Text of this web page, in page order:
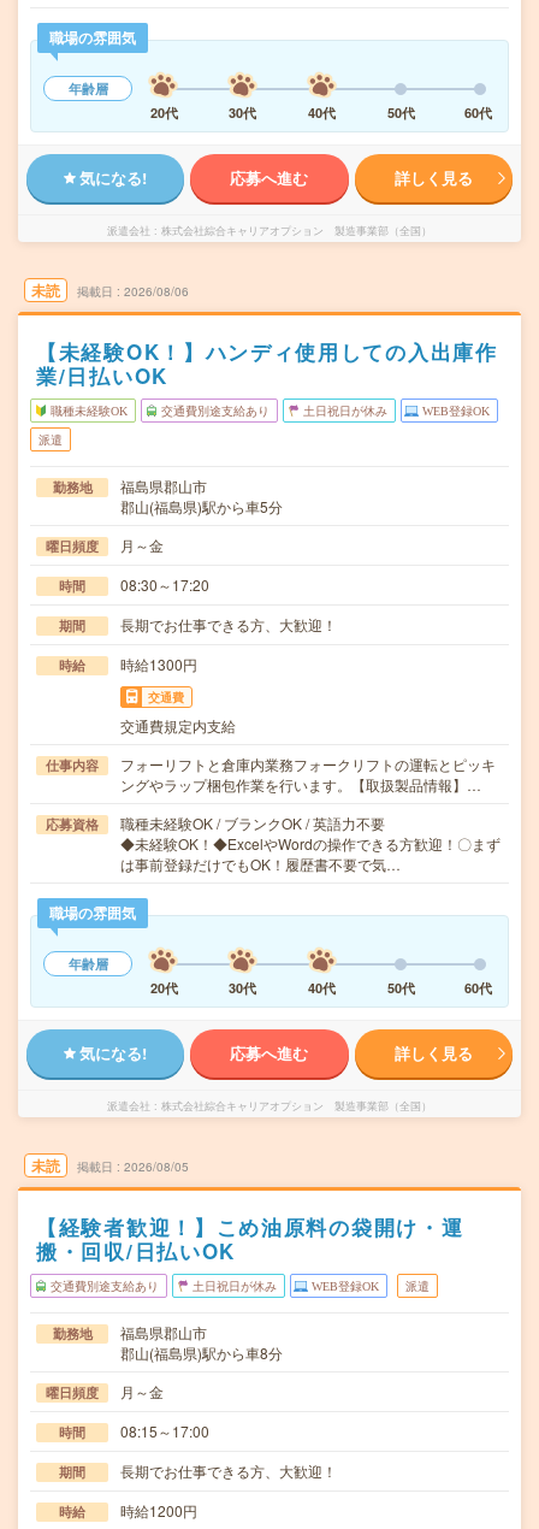
職場の雰囲気
年齢層
20代
30代 40代 50代 60代
気になる! 応募へ進む 詳しく見る
派遣会社 株式会社綜合キャリアオプション 製造事業部（全国）
未読 掲載日 2026/08/06
【未経験OK！】ハンディ使用しての入出庫作
業/日払いOK
職種未経験OK 交通費別途支給あり 土日祝日が休み WEB登録OK
派遣
勤務地
福島県郡山市
郡山(福島県)駅から車5分
曜日頻度 月～金
時間 08:30～17:20
期間 長期でお仕事できる方、大歓迎！
時給 時給1300円
交通費
交通費規定内支給
仕事内容
フォーリフトと倉庫内業務フォークリフトの運転とピッキ
ングやラップ梱包作業を行います。【取扱製品情報】…
応募資格
職種未経験OK / ブランクOK / 英語力不要
◆未経験OK！◆ExcelやWordの操作できる方歓迎！〇まず
は事前登録だけでもOK！履歴書不要で気…
職場の雰囲気
年齢層
20代
30代 40代 50代 60代
気になる! 応募へ進む 詳しく見る
派遣会社 株式会社綜合キャリアオプション 製造事業部（全国）
未読 掲載日 2026/08/05
【経験者歓迎！】こめ油原料の袋開け・運
搬・回収/日払いOK
交通費別途支給あり 土日祝日が休み WEB登録OK 派遣
勤務地
福島県郡山市
郡山(福島県)駅から車8分
曜日頻度 月～金
時間 08:15～17:00
期間 長期でお仕事できる方、大歓迎！
時給 時給1200円